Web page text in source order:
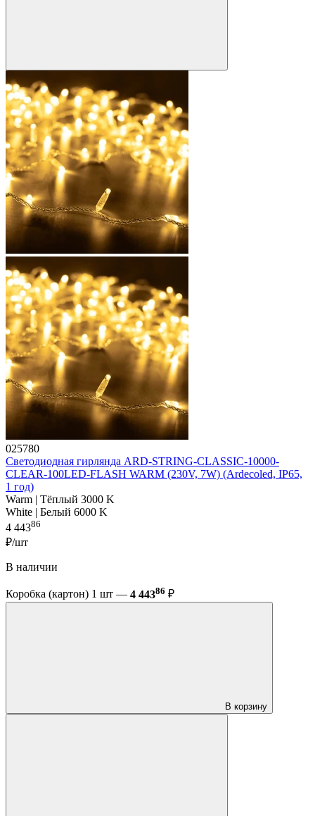
025780
Светодиодная гирлянда ARD-STRING-CLASSIC-10000-
CLEAR-100LED-FLASH WARM (230V, 7W) (Ardecoled, IP65,
1 год)
Warm | Тёплый 3000 K
White | Белый 6000 K
4 44386
₽/шт
В наличии
Коробка (картон) 1 шт — 4 44386 ₽
В корзину